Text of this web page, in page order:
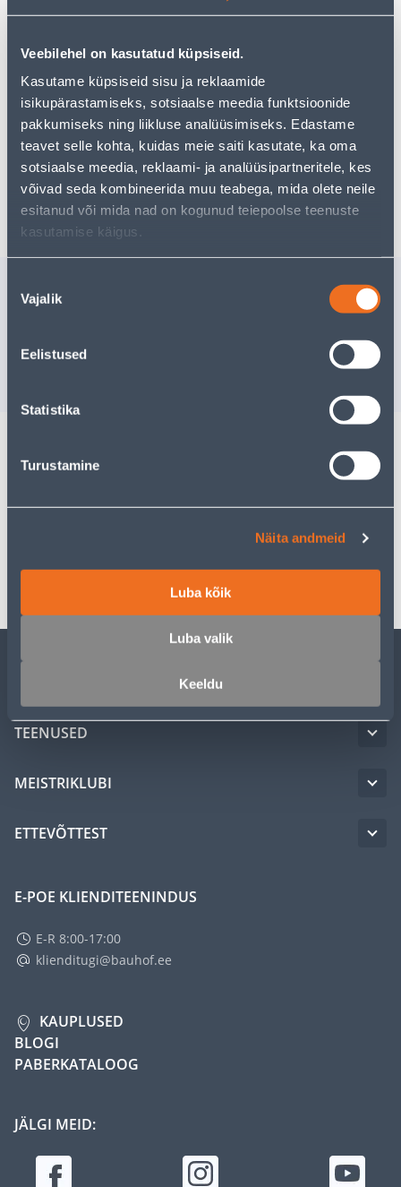
Veebilehel on kasutatud küpsiseid.
Kasutame küpsiseid sisu ja reklaamide
isikupärastamiseks, sotsiaalse meedia funktsioonide
pakkumiseks ning liikluse analüüsimiseks. Edastame
teavet selle kohta, kuidas meie saiti kasutate, ka oma
sotsiaalse meedia, reklaami- ja analüüsipartneritele, kes
võivad seda kombineerida muu teabega, mida olete neile
esitanud või mida nad on kogunud teiepoolse teenuste
kasutamise käigus.
valik
Vajalik
Eelistused
Statistika
Turustamine
Näita andmeid
Luba kõik
Luba valik
Keeldu
Vaata saadavust
Eeldatav kojuvedu 3,69 € al. 2-5 tööpäeva
Tarne pakiautomaati al. 2,29 € al. 2-5 tööpäeva
Poest kätte, alates 06.08.2026
26
.66 €
17.33 €
Kirjeldus
Transport
TEENUSED
MEISTRIKLUBI
ETTEVÕTTEST
E-POE KLIENDITEENINDUS
E-R 8:00-17:00
klienditugi@bauhof.ee
KAUPLUSED
BLOGI
PABERKATALOOG
JÄLGI MEID: